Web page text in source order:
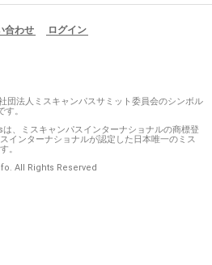
合わせ ログイン
団法人ミスキャンパスサミット委員会のシンボル
。
、ミスキャンパスインターナショナルの商標登
インターナショナルが認定した日本唯一のミス
。
All Rights Reserved